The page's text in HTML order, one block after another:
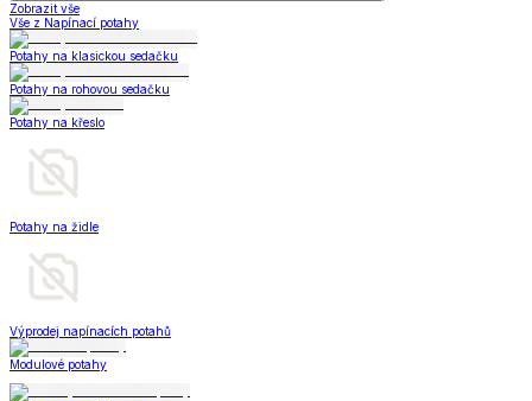
Zobrazit vše
Vše z Napínací potahy
Potahy na klasickou sedačku
Potahy na rohovou sedačku
Potahy na křeslo
Potahy na židle
Výprodej napínacích potahů
Modulové potahy